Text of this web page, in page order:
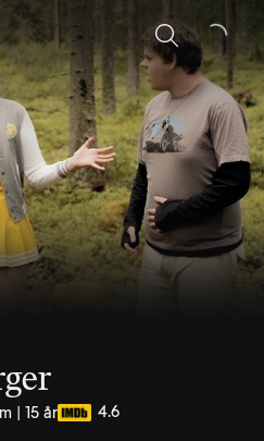
Sök
| 15 år 4.6